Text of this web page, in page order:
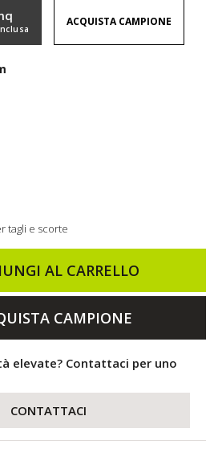
ACQUISTA CAMPIONE
tagli e scorte
AL CARRELLO
CAMPIONE
elevate? Contattaci per uno
CONTATTACI